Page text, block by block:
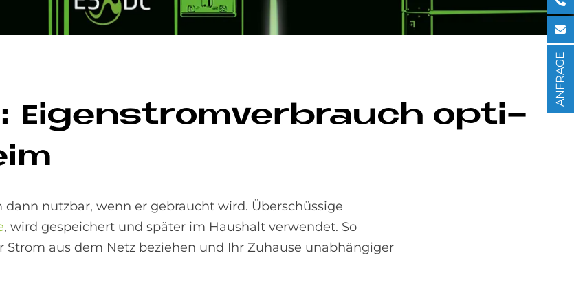
Ei­gen­strom­ver­brauch op­ti­
nutzbar, wenn er gebraucht wird. Überschüssige
, wird gespeichert und später im Haushalt verwendet. So
aus dem Netz beziehen und Ihr Zuhause unabhängiger
ANFRAGE